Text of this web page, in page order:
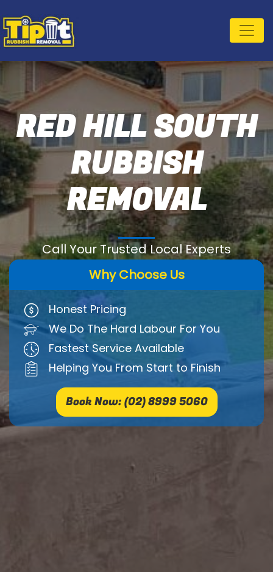
RED HILL SOUTH
RUBBISH
REMOVAL
Call Your Trusted Local Experts
Why Choose Us
Honest Pricing
We Do The Hard Labour For You
Fastest Service Available
Helping You From Start to Finish
Book Now: (02) 8999 5060